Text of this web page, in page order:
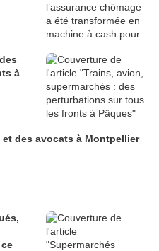
à
des avocats à Montpellier